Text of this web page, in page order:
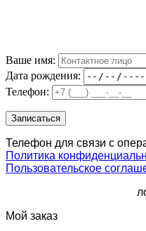
Ваше имя:
Дата рождения:
Телефон:
Телефон для связи с
Политика
Пользовательское
Мой заказ